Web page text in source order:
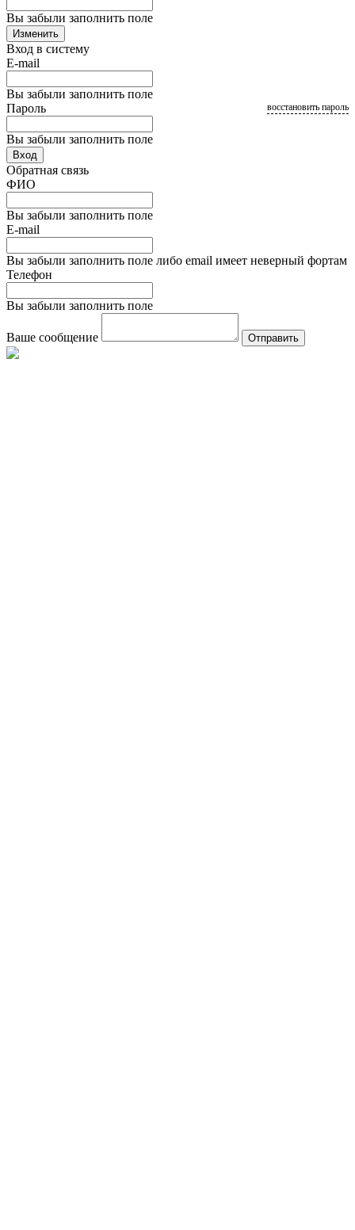
Вы забыли заполнить поле
Изменить
Вход в систему
E-mail
Вы забыли заполнить поле
Пароль
Вы забыли заполнить поле
восстановить пароль
Вход
Обратная связь
ФИО
Вы забыли заполнить поле
E-mail
Вы забыли заполнить поле либо email имеет неверный фортам
Телефон
Вы забыли заполнить поле
Ваше сообщение Отправить